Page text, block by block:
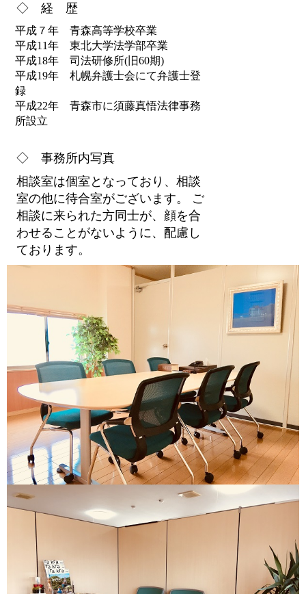
◇ 経 歴
平成 ７年 青森高等学校卒業
平成11年 東北大学法学部卒業
平成18年 司法研修所(旧60期)
平成19年 札幌弁護士会にて弁護士登
録
平成22年 青森市に須藤真悟法律事務
所設立
◇ 事務所内写真
相談室は個室となっており、相談
室の他に待合室がございます。 ご
相談に来られた方同士が、顔を合
わせることがないように、配慮し
ております。